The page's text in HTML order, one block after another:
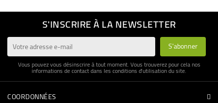
S'INSCRIRE À LA NEWSLETTER
Vous pouvez vous désinscrire à tout moment. Vous trouverez pour cela nos
informations de contact dans les conditions d'utilisation du site.
COORDONNÉES